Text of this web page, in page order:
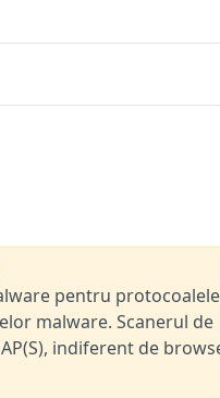
pentru
malware. Scanerul de
indiferent de